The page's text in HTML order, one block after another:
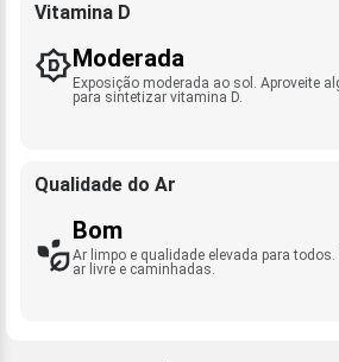
Vitamina D
Moderada
Exposição moderada ao sol. Aproveite
para sintetizar vitamina D.
Qualidade do Ar
Bom
Ar limpo e qualidade elevada para
ar livre e caminhadas.